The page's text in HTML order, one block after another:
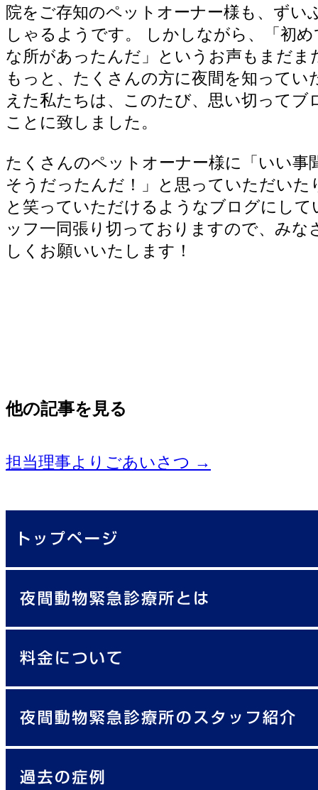
院をご存知のペットオーナー様も、ずい
しゃるようです。 しかしながら、「初
な所があったんだ」というお声もまだま
もっと、たくさんの方に夜間を知ってい
えた私たちは、このたび、思い切ってブ
ことに致しました。
たくさんのペットオーナー様に「いい事
そうだったんだ！」と思っていただいた
と笑っていただけるようなブログにし
ッフ一同張り切っておりますので、みな
しくお願いいたします！
他の記事を見る
担当理事よりごあいさつ →